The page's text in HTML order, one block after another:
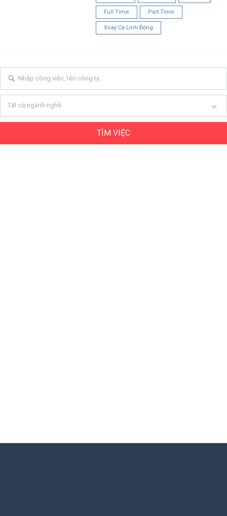
Full Time Part Time
Xoay Ca Linh Động
Tất cả ngành nghề